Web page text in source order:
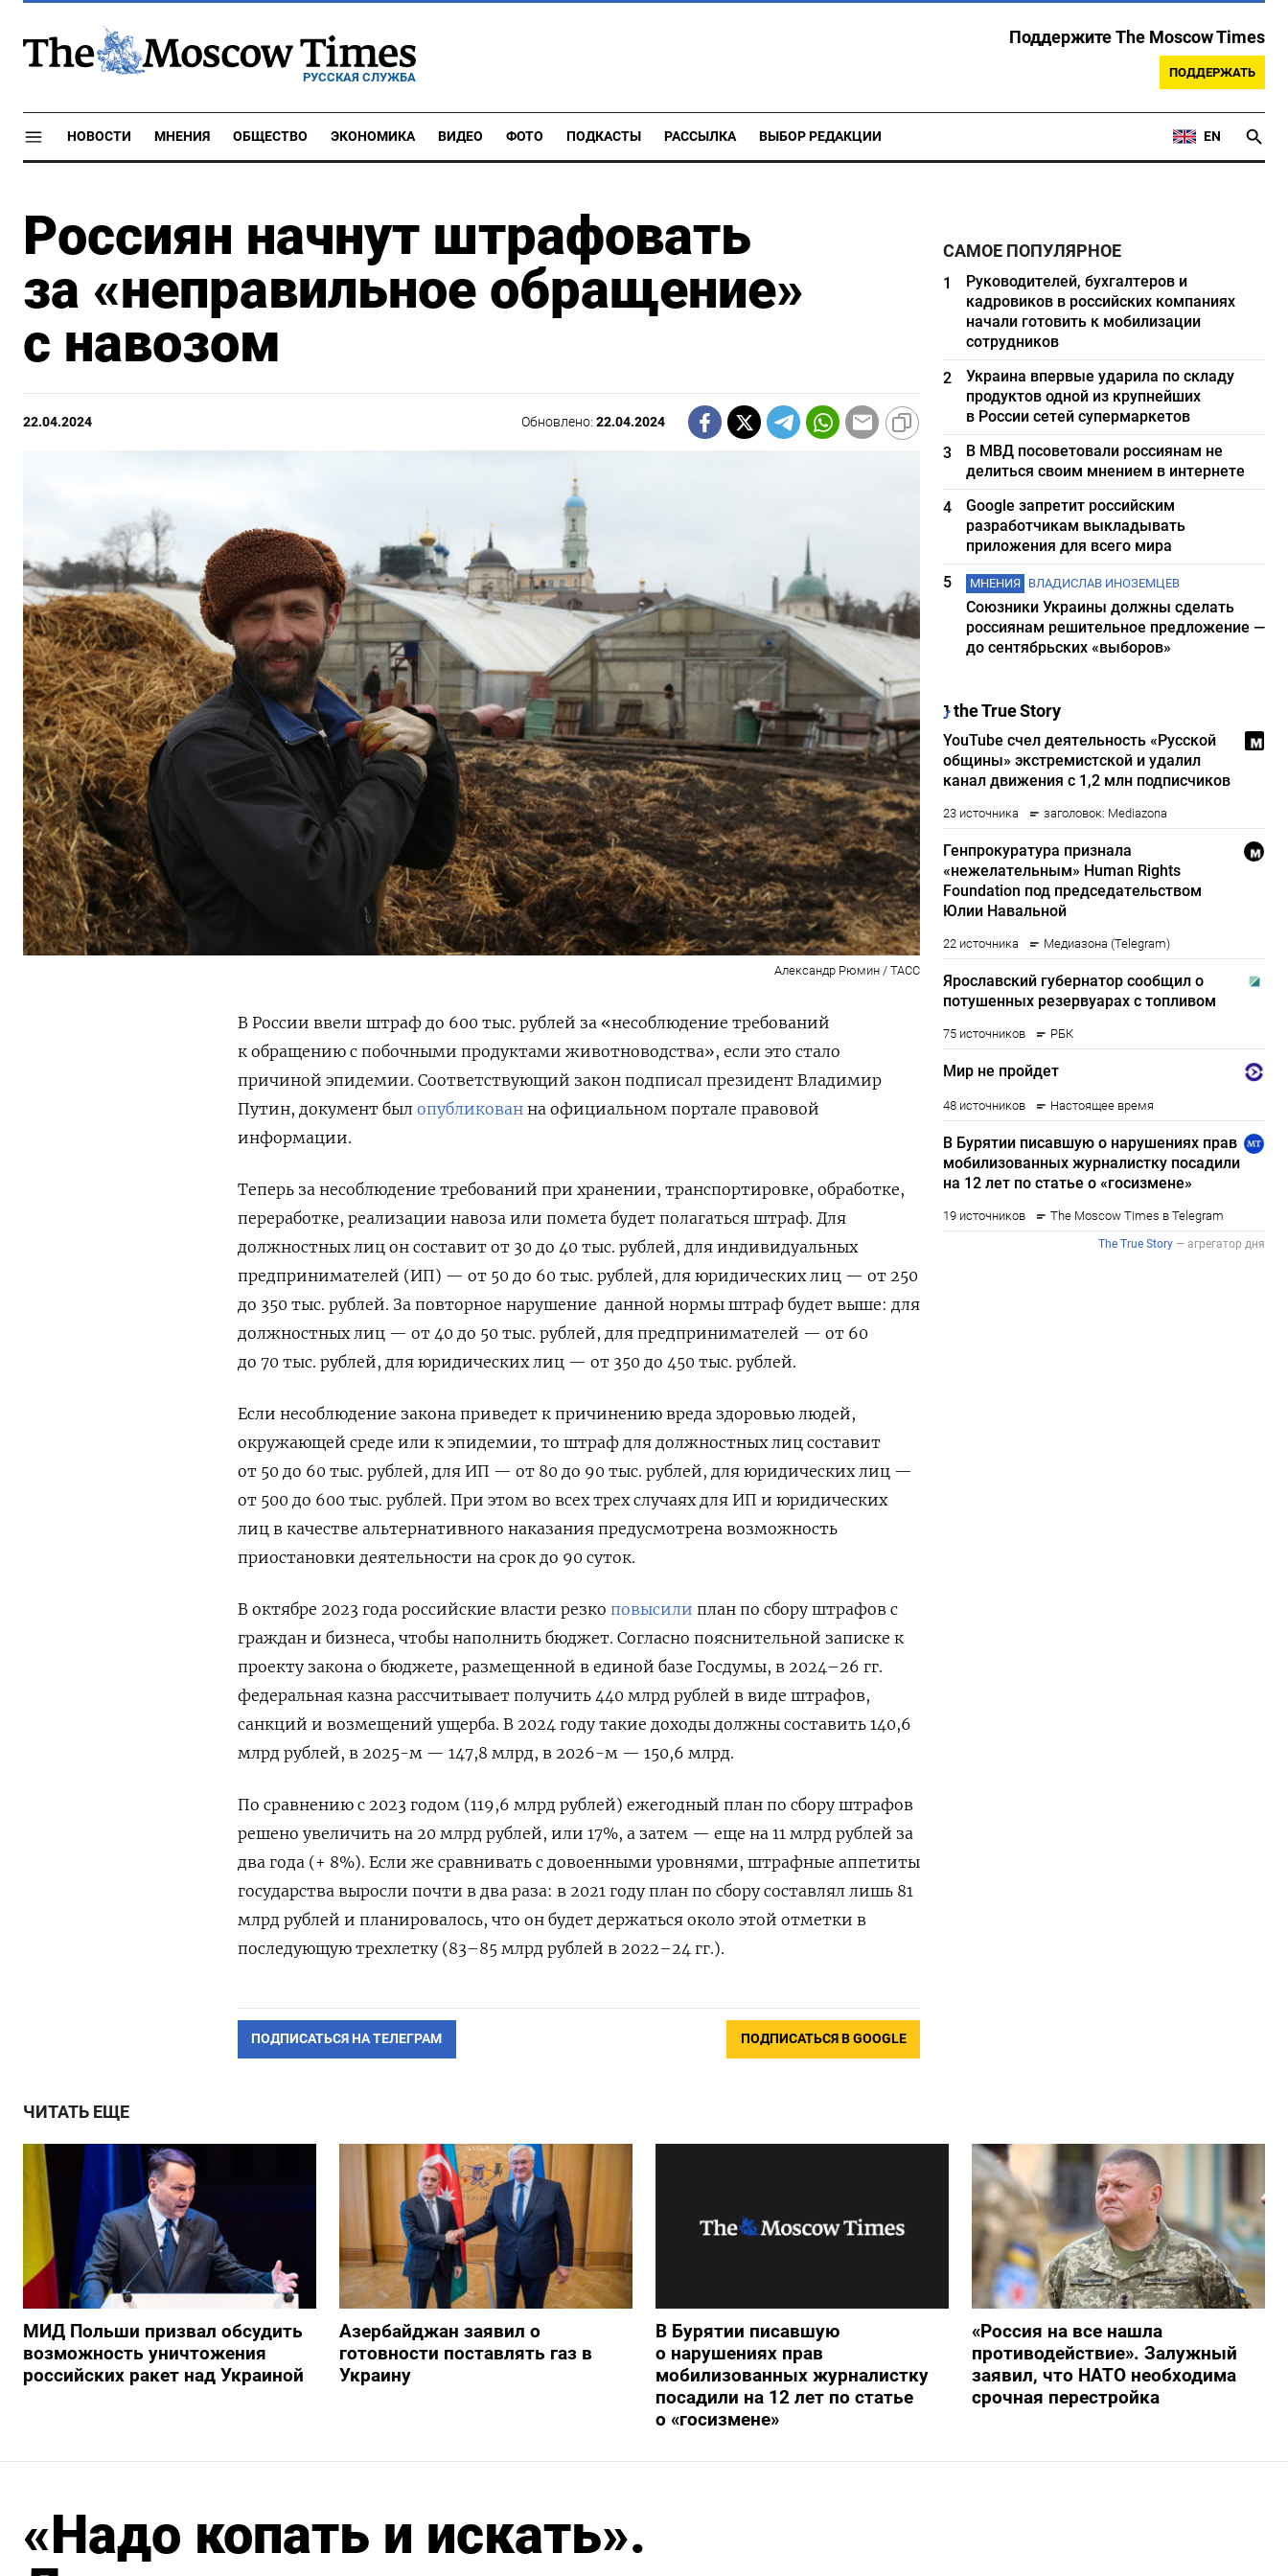
РУССКАЯ СЛУЖБА
Поддержите The Moscow Times
ПОДДЕРЖАТЬ
НОВОСТИ МНЕНИЯ ОБЩЕСТВО ЭКОНОМИКА ВИДЕО ФОТО ПОДКАСТЫ РАССЫЛКА ВЫБОР РЕДАКЦИИ EN
Россиян начнут штрафовать
за «неправильное обращение»
с навозом
22.04.2024 Обновлено:22.04.2024
Александр Рюмин / ТАСС
В России ввели штраф до 600 тыс. рублей за «несоблюдение требований
к обращению с побочными продуктами животноводства», если это стало
причиной эпидемии. Соответствующий закон подписал президент Владимир
Путин, документ был опубликован на официальном портале правовой
информации.
Теперь за несоблюдение требований при хранении, транспортировке, обработке,
переработке, реализации навоза или помета будет полагаться штраф. Для
должностных лиц он составит от 30 до 40 тыс. рублей, для индивидуальных
предпринимателей (ИП) — от 50 до 60 тыс. рублей, для юридических лиц — от 250
до 350 тыс. рублей. За повторное нарушение данной нормы штраф будет выше: для
должностных лиц — от 40 до 50 тыс. рублей, для предпринимателей — от 60
до 70 тыс. рублей, для юридических лиц — от 350 до 450 тыс. рублей.
Если несоблюдение закона приведет к причинению вреда здоровью людей,
окружающей среде или к эпидемии, то штраф для должностных лиц составит
от 50 до 60 тыс. рублей, для ИП — от 80 до 90 тыс. рублей, для юридических лиц —
от 500 до 600 тыс. рублей. При этом во всех трех случаях для ИП и юридических
лиц в качестве альтернативного наказания предусмотрена возможность
приостановки деятельности на срок до 90 суток.
В октябре 2023 года российские власти резко повысили план по сбору штрафов с
граждан и бизнеса, чтобы наполнить бюджет. Согласно пояснительной записке к
проекту закона о бюджете, размещенной в единой базе Госдумы, в 2024–26 гг.
федеральная казна рассчитывает получить 440 млрд рублей в виде штрафов,
санкций и возмещений ущерба. В 2024 году такие доходы должны составить 140,6
млрд рублей, в 2025-м — 147,8 млрд, в 2026-м — 150,6 млрд.
По сравнению с 2023 годом (119,6 млрд рублей) ежегодный план по сбору штрафов
решено увеличить на 20 млрд рублей, или 17%, а затем — еще на 11 млрд рублей за
два года (+ 8%). Если же сравнивать с довоенными уровнями, штрафные аппетиты
государства выросли почти в два раза: в 2021 году план по сбору составлял лишь 81
млрд рублей и планировалось, что он будет держаться около этой отметки в
последующую трехлетку (83–85 млрд рублей в 2022–24 гг.).
ПОДПИСАТЬСЯ НА ТЕЛЕГРАМ ПОДПИСАТЬСЯ В GOOGLE
САМОЕ ПОПУЛЯРНОЕ
1
Руководителей, бухгалтеров и
кадровиков в российских компаниях
начали готовить к мобилизации
сотрудников
2
Украина впервые ударила по складу
продуктов одной из крупнейших
в России сетей супермаркетов
3
В МВД посоветовали россиянам не
делиться своим мнением в интернете
4
Google запретит российским
разработчикам выкладывать
приложения для всего мира
5
МНЕНИЯ ВЛАДИСЛАВ ИНОЗЕМЦЕВ
Союзники Украины должны сделать
россиянам решительное предложение —
до сентябрьских «выборов»
ЧИТАТЬ ЕЩЕ
МИД Польши призвал обсудить
возможность уничтожения
российских ракет над Украиной
Азербайджан заявил о
готовности поставлять газ в
Украину
В Бурятии писавшую
о нарушениях прав
мобилизованных журналистку
посадили на 12 лет по статье
о «госизмене»
«Россия на все нашла
противодействие». Залужный
заявил, что НАТО необходима
срочная перестройка
«Надо копать и искать».